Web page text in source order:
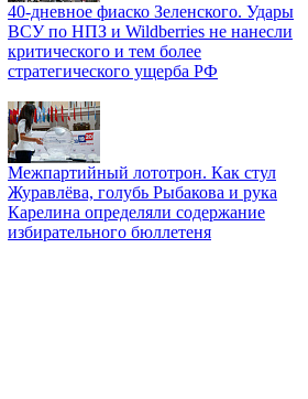
40-дневное фиаско Зеленского. Удары
ВСУ по НПЗ и Wildberries не нанесли
критического и тем более
стратегического ущерба РФ
Межпартийный лототрон. Как стул
Журавлёва, голубь Рыбакова и рука
Карелина определяли содержание
избирательного бюллетеня